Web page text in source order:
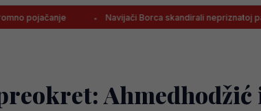
Navijači Borca skandirali nepriznatoj paradržavi, čeka